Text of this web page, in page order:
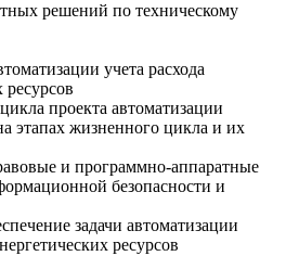
решений по техническому
учета расхода
ресурсов
проекта автоматизации
этапах жизненного цикла и их
и программно-аппаратные
безопасности и
задачи автоматизации
ресурсов